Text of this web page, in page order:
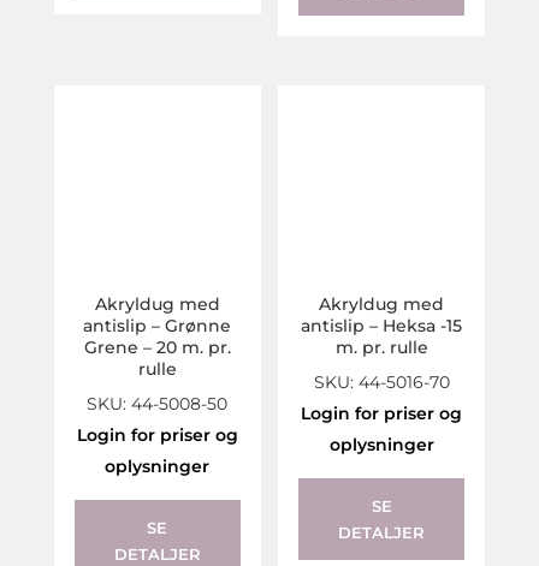
Akryldug med
antislip – Grønne
Grene – 20 m. pr.
rulle
SKU: 44-5008-50
Login for priser og
oplysninger
SE
DETALJER
Akryldug med
antislip – Heksa -15
m. pr. rulle
SKU: 44-5016-70
Login for priser og
oplysninger
SE
DETALJER